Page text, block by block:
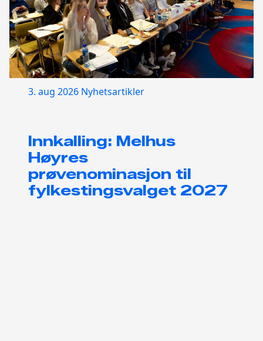
3. aug 2026 Nyhetsartikler
Innkalling: Melhus
Høyres
prøvenominasjon til
fylkestingsvalget 2027